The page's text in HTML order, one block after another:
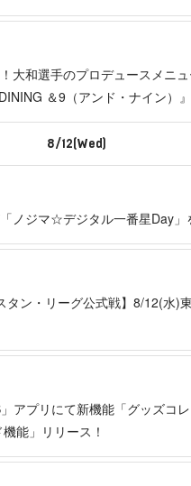
大和選手のプロデュースメニ
＆9（アンド・ナイン）
8/12(Wed)
ノジマ☆デジタル一番星Day」
タン・リーグ公式戦】8/12(水)
」アプリにて新機能「グッズコ
能」リリース！